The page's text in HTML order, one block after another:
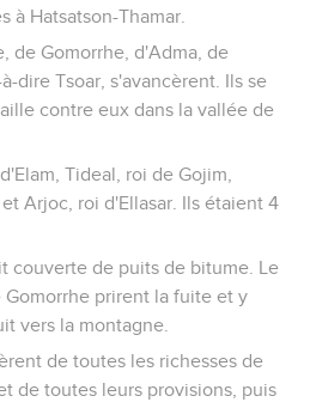
à Hatsatson-Thamar.
de Gomorrhe, d'Adma, de
dire Tsoar, s'avancèrent. Ils se
contre eux dans la vallée de
Tideal, roi de Gojim,
Arjoc, roi d'Ellasar. Ils étaient 4
couverte de puits de bitume. Le
prirent la fuite et y
vers la montagne.
de toutes les richesses de
de toutes leurs provisions, puis